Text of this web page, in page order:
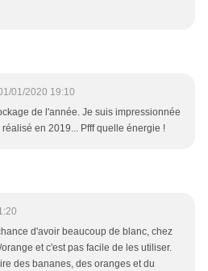
01/2020 19:10
de l'année. Je suis impressionnée
en 2019... Pfff quelle énergie !
d'avoir beaucoup de blanc, chez
et c'est pas facile de les utiliser.
des bananes, des oranges et du